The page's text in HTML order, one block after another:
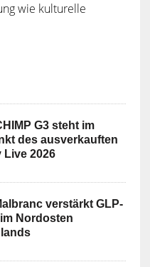
wie kulturelle
G3 steht im
des ausverkauften
Live 2026
verstärkt GLP-
Nordosten